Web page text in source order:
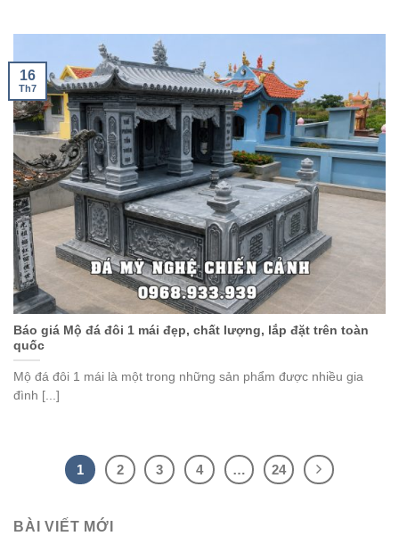
Báo giá Mộ đá đôi 1 mái đẹp, chất lượng, lắp đặt trên toàn
quốc
Mộ đá đôi 1 mái là một trong những sản phẩm được nhiều gia
đình [...]
16
Th7
1 2 3 4 … 24
BÀI VIẾT MỚI